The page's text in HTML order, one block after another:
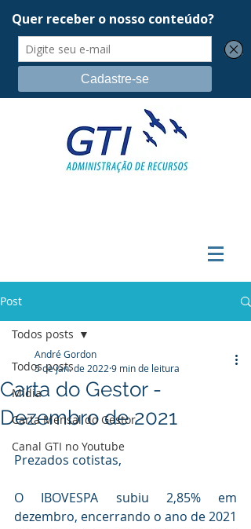
Post
Todos posts
Mídia
Carta Mensal do Gestor
Canal GTI no Youtube
Todos posts
Carta do Gestor -
Dezembro de 2021
André Gordon
5 de jan. de 2022 9 min de leitura
Prezados cotistas,
O IBOVESPA subiu 2,85% em
dezembro, encerrando o ano de 2021